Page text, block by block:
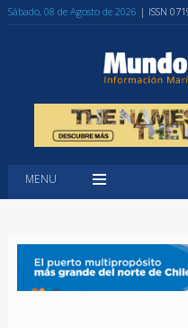
Sábado, 08 de Agosto de 2026 | ISSN
MENU